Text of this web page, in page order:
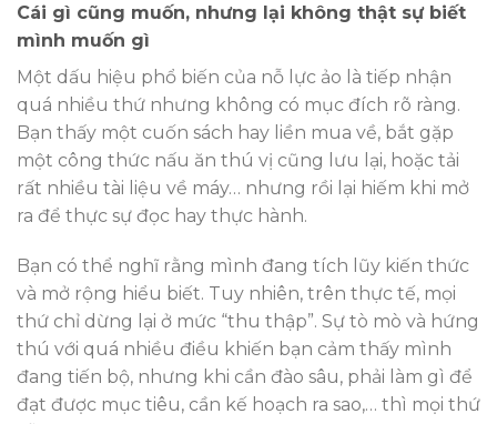
Cái gì cũng muốn, nhưng lại không thật sự biết
mình muốn gì
Một dấu hiệu phổ biến của nỗ lực ảo là tiếp nhận
quá nhiều thứ nhưng không có mục đích rõ ràng.
Bạn thấy một cuốn sách hay liền mua về, bắt gặp
một công thức nấu ăn thú vị cũng lưu lại, hoặc tải
rất nhiều tài liệu về máy… nhưng rồi lại hiếm khi mở
ra để thực sự đọc hay thực hành.
Bạn có thể nghĩ rằng mình đang tích lũy kiến thức
và mở rộng hiểu biết. Tuy nhiên, trên thực tế, mọi
thứ chỉ dừng lại ở mức “thu thập”. Sự tò mò và hứng
thú với quá nhiều điều khiến bạn cảm thấy mình
đang tiến bộ, nhưng khi cần đào sâu, phải làm gì để
đạt được mục tiêu, cần kế hoạch ra sao,… thì mọi thứ